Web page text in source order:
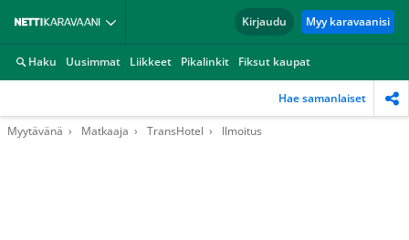
Kirjaudu Myy karavaanisi
Haku Uusimmat Liikkeet Pikalinkit Fiksut kaupat
Hae samanlaiset
Myytävänä Matkaaja TransHotel Ilmoitus